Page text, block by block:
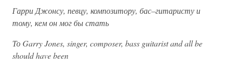
Гарри Джонсу, певцу, композитору, бас–гитаристу и
тому, кем он мог бы стать
То Garry Jones, singer, composer, bass guitarist and all be
should have been